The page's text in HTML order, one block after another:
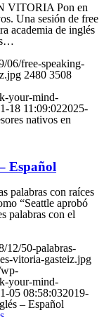
VITORIA Pon en
Una sesión de free
academia de inglés
06/free-speaking-
2480 3508
your-mind-
18 11:09:022025-
nativos en
Español
palabras con raíces
“Seattle aprobó
palabras con el
12/50-palabras-
vitoria-gasteiz.jpg
your-mind-
05 08:58:032019-
– Español